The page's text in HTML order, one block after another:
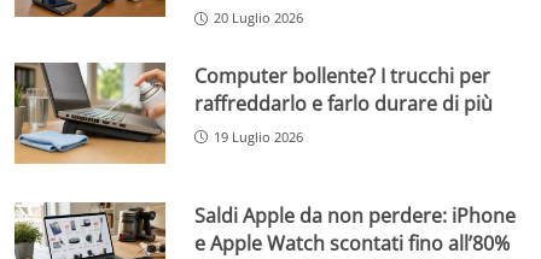
20 Luglio 2026
Computer bollente? I trucchi per
raffreddarlo e farlo durare di più
19 Luglio 2026
Saldi Apple da non perdere: iPhone
e Apple Watch scontati fino all’80%